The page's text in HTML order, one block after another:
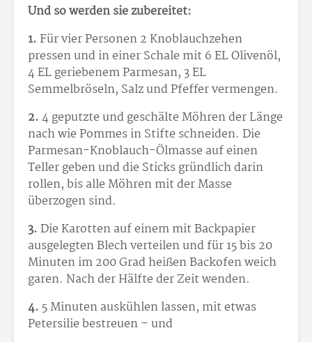
Und so werden sie zubereitet:
1.Für vier Personen 2 Knoblauchzehen
pressen und in einer Schale mit 6 EL Olivenöl,
4 EL geriebenem Parmesan, 3 EL
Semmelbröseln, Salz und Pfeffer vermengen.
2.4 geputzte und geschälte Möhren der Länge
nach wie Pommes in Stifte schneiden. Die
Parmesan-Knoblauch-Ölmasse auf einen
Teller geben und die Sticks gründlich darin
rollen, bis alle Möhren mit der Masse
überzogen sind.
3.Die Karotten auf einem mit Backpapier
ausgelegten Blech verteilen und für 15 bis 20
Minuten im 200 Grad heißen Backofen weich
garen. Nach der Hälfte der Zeit wenden.
4. 5 Minuten auskühlen lassen, mit etwas
Petersilie bestreuen – und